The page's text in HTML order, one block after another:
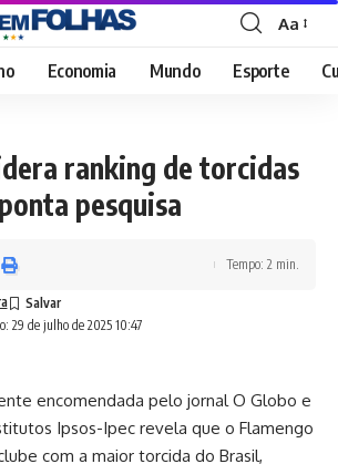
Font
Resizer
Aa
Economia Mundo Esporte
ranking de torcidas
pesquisa
29 de julho de 2025 10:47
Tempo: 2 min.
encomendada pelo jornal O Globo e
Ipsos-Ipec revela que o Flamengo
com a maior torcida do Brasil,